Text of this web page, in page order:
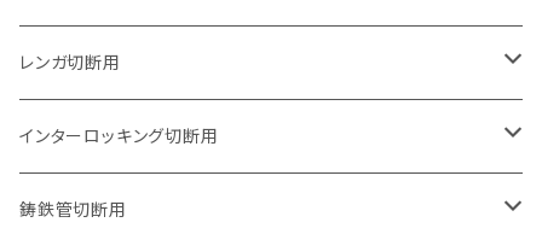
グラインダー取付用
石井超硬電動切断機 取付用
セグメントタイプ
セグメントタイプ（ビス穴付き
125mm（5インチ）
セグメントタイプ
セグメントタイプ（ビス穴付き
150mm（6インチ）
セグメントタイプ
180mm（7インチ）
105mm（4インチ）
セグメントタイプ
ウェーブタイプ
125mm（5インチ）
セグメントタイプ
150mm（6インチ）
レンガ切断用
105mm（4インチ）
セグメントタイプ
125mm（5インチ）
インターロッキング切断用
105mm（4インチ）
鋳鉄管切断用